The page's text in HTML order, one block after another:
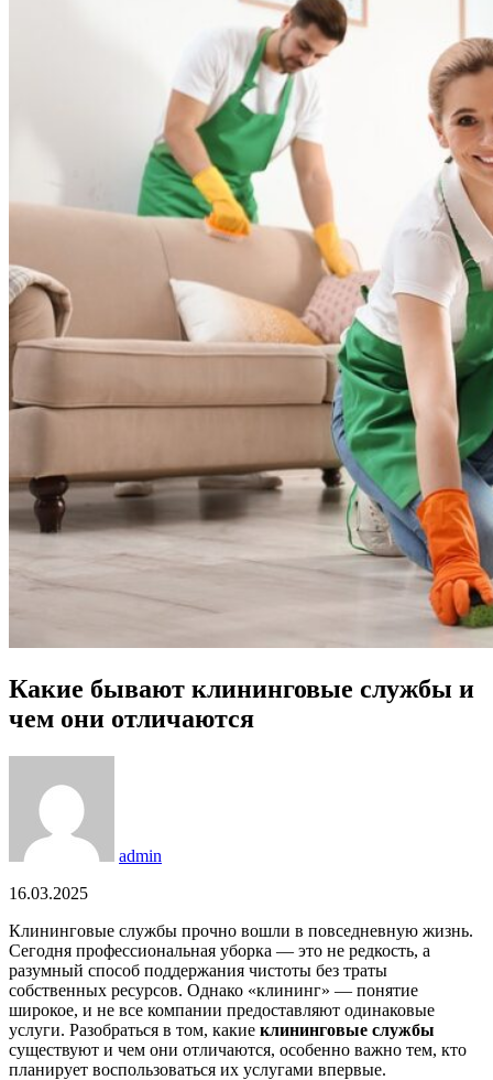
Какие бывают клининговые службы и
чем они отличаются
admin
16.03.2025
Клининговые службы прочно вошли в повседневную жизнь.
Сегодня профессиональная уборка — это не редкость, а
разумный способ поддержания чистоты без траты
собственных ресурсов. Однако «клининг» — понятие
широкое, и не все компании предоставляют одинаковые
услуги. Разобраться в том, какие клининговые службы
существуют и чем они отличаются, особенно важно тем, кто
планирует воспользоваться их услугами впервые.